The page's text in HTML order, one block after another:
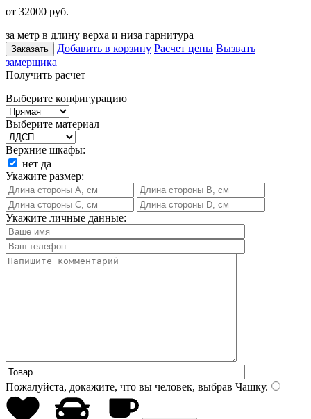
от 32000 руб.
за метр в длину верха и низа гарнитура
Заказать Добавить в корзину Расчет цены Вызвать
замерщика
Получить расчет
Выберите конфигурацию
Выберите материал
Верхние шкафы:
нет да
Укажите размер:
Укажите личные данные:
Пожалуйста, докажите, что вы человек, выбрав Чашку.